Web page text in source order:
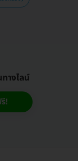
างไลน์
!